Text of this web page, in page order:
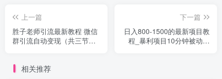
上一篇
胜子老师引流最新教程 微信
群引流自动变现（共三节视
下一篇
日入800-1500的最新项目教
程_暴利项目10分钟被动引
相关推荐